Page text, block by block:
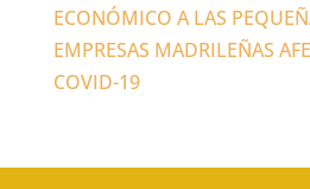
ECONÓMICO A LAS
EMPRESAS MADRILEÑAS
COVID-19